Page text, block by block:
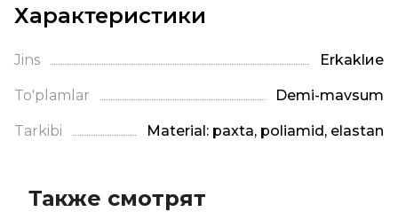
Характеристики
Jins Erkaklие
To'plamlar Demi-mavsum
Tarkibi Material: paxta, poliamid, elastan
Также смотрят